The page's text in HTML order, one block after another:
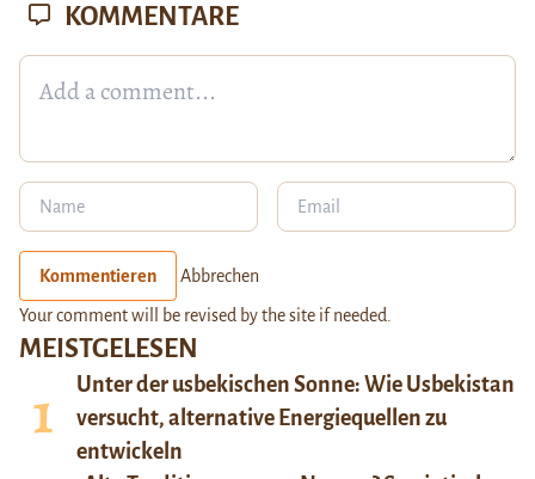
MEISTGELESEN
Unter der usbekischen Sonne: Wie Usbekistan
versucht, alternative Energiequellen zu
entwickeln
KOMMENTARE
Kommentieren Abbrechen
Your comment will be revised by the site if needed.